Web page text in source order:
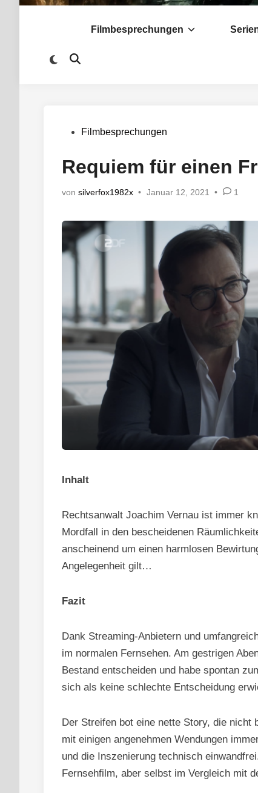
Filmbesprechungen
Zu
Suche
Veröffentlicht
Filmbesprechungen
Requiem für einen
von silverfox1982x • Januar 12, 2021 • 1
Inhalt
Rechtsanwalt Joachim Vernau ist immer
Mordfall in den bescheidenen
anscheinend um einen harmlosen
Angelegenheit gilt…
Fazit
Dank Streaming-Anbietern und
im normalen Fernsehen. Am gestrigen
Bestand entscheiden und habe spontan
sich als keine schlechte Entscheidung
Der Streifen bot eine nette Story, die nicht
mit einigen angenehmen Wendungen
und die Inszenierung technisch
Fernsehfilm, aber selbst im Vergleich mit